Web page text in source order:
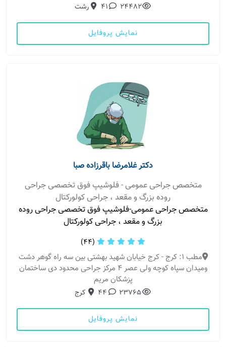
24482
41 رشت
نمایش پروفایل
دکتر غلامرضا باقرزاده صبا
متخصص جراحی عمومی - فلوشیپ فوق تخصصی جراحی
روده بزرگ و مقعد ، جراحی کولورکتال
متخصص جراحی عمومی-فلوشیپ فوق تخصصی جراحی روده
بزرگ و مقعد ، جراحی کولورکتال
(44)
مطب 1: کرج - کرج خیابان شهید بهشتی بین سه راه گوهر دشت
ومیدان سپاه کوچه ولی عصر ۴ مرکز جراحی محدود دی ساختمان
پزشکان مریم
23765
44 کرج
نمایش پروفایل